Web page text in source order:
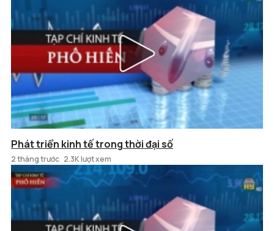
Phát triển kinh tế trong thời đại số
2 tháng trước 2.3K lượt xem